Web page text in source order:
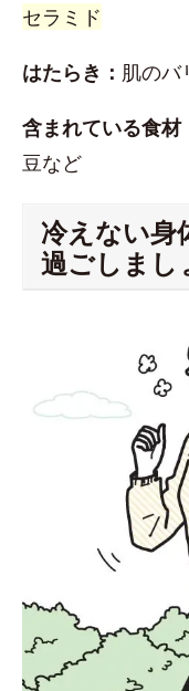
セラミド
はたらき： 肌のバ
含まれている食材
豆など
冷えない身
過ごしまし